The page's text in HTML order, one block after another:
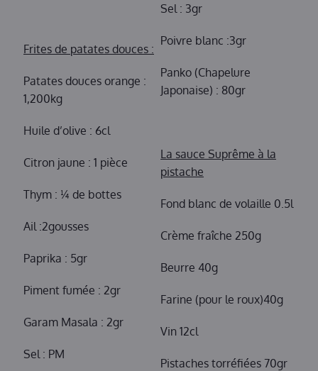
Frites de patates douces :
Patates douces orange :
1,200kg
Huile d’olive : 6cl
Citron jaune : 1 pièce
Thym : ¼ de bottes
Ail :2gousses
Paprika : 5gr
Piment fumée : 2gr
Garam Masala : 2gr
Sel : PM
Sel : 3gr
Poivre blanc :3gr
Panko (Chapelure
Japonaise) : 80gr
La sauce Suprême à la
pistache
Fond blanc de volaille 0.5l
Crème fraîche 250g
Beurre 40g
Farine (pour le roux)40g
Vin 12cl
Pistaches torréfiées 70gr